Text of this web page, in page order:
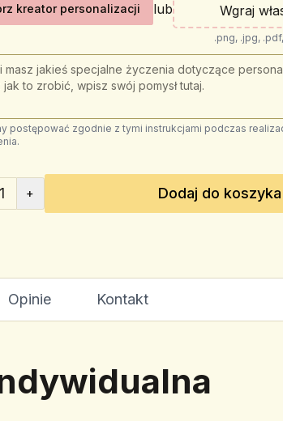
kreator personalizacji lub Wgraj
.png, .jpg,
postępować zgodnie z tymi instrukcjami podczas
1 + Dodaj do koszyka
Opinie Kontakt